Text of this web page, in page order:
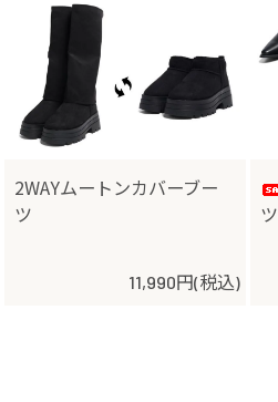
2WAYムートンカバーブー
ツ
11,990円(税込)
ツ